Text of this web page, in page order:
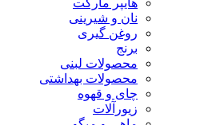
هایپر مارکت
نان و شیرینی
روغن گیری
برنج
محصولات لبنی
محصولات بهداشتی
چای و قهوه
زیورآلات